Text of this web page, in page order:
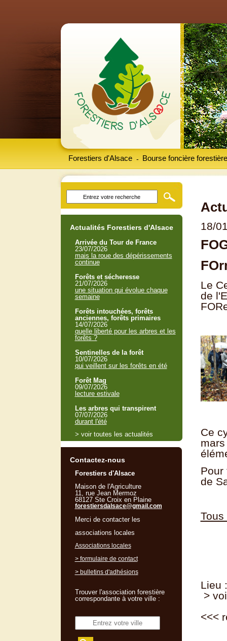
Forestiers d'Alsace Bourse foncière forestière
-
18/
Le
de
Ce
Pour
de
Lieu
>
<<<
Actualités Forestiers d'Alsace
Arrivée du Tour de France
23/07/2026
mais la roue des dépérissements
continue
Forêts et sécheresse
21/07/2026
une situation qui évolue chaque
semaine
Forêts intouchées, forêts
anciennes, forêts primaires
14/07/2026
quelle liberté pour les arbres et les
forêts ?
Sentinelles de la forêt
10/07/2026
qui veillent sur les forêts en été
Forêt Mag
09/07/2026
lecture estivale
Les arbres qui transpirent
07/07/2026
durant l'été
> voir toutes les actualités
Contactez-nous
Forestiers d'Alsace
Maison de l'Agriculture
11, rue Jean Mermoz
68127 Ste Croix en Plaine
forestiersdalsace@gmail.com
Merci de contacter les
associations locales
Associations locales
> formulaire de contact
> bulletins d'adhésions
Trouver l'association forestière
correspondante à votre ville :